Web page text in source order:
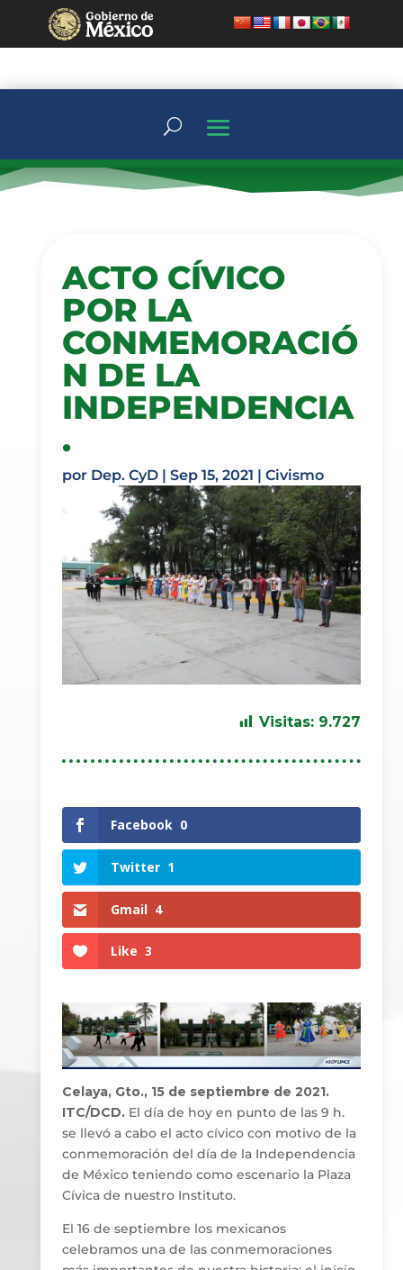
ACTO CÍVICO
POR LA
CONMEMORACIÓ
N DE LA
INDEPENDENCIA
.
por Dep. CyD| Sep 15, 2021 | Civismo
Visitas: 9.727
Facebook 0
Twitter 1
Gmail 4
Like 3
Celaya, Gto., 15 de septiembre de 2021.
ITC/DCD. El día de hoy en punto de las 9 h.
se llevó a cabo el acto cívico con motivo de la
conmemoración del día de la Independencia
de México teniendo como escenario la Plaza
Cívica de nuestro Instituto.
El 16 de septiembre los mexicanos
celebramos una de las conmemoraciones